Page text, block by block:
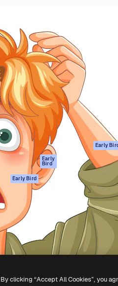
til
ChatGPT
Early
Bird
Early Bird
Kom godt i
gang
Academy
Dokumentation
Support
Vilkår for brug
Privatlivspolitik
Originaler
Early
Cookies politik
Tillidscenter
Partnere
Virksomhed
forbeholdes.
By clicking “Accept All Cookies”, you